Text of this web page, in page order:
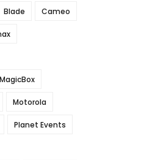
Blade Cameo
MagicBox
Motorola
Planet Events